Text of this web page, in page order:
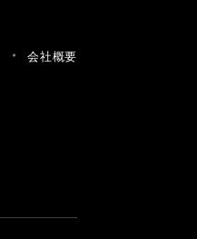
会社概要